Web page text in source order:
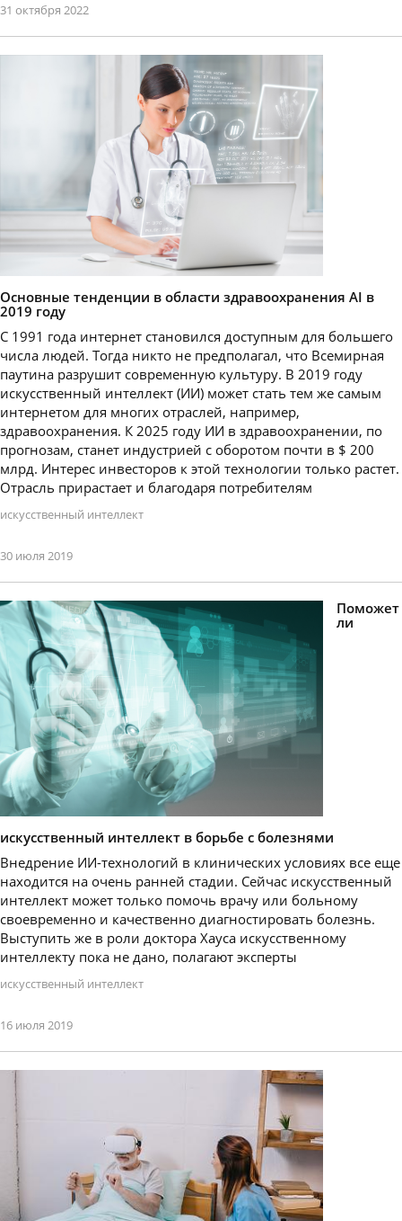
31 октября 2022
Основные тенденции в области здравоохранения AI в
2019 году
С 1991 года интернет становился доступным для большего
числа людей. Тогда никто не предполагал, что Всемирная
паутина разрушит современную культуру. В 2019 году
искусственный интеллект (ИИ) может стать тем же самым
интернетом для многих отраслей, например,
здравоохранения. К 2025 году ИИ в здравоохранении, по
прогнозам, станет индустрией с оборотом почти в $ 200
млрд. Интерес инвесторов к этой технологии только растет.
Отрасль прирастает и благодаря потребителям
искусственный интеллект
30 июля 2019
Поможет
ли
искусственный интеллект в борьбе с болезнями
Внедрение ИИ-технологий в клинических условиях все еще
находится на очень ранней стадии. Сейчас искусственный
интеллект может только помочь врачу или больному
своевременно и качественно диагностировать болезнь.
Выступить же в роли доктора Хауса искусственному
интеллекту пока не дано, полагают эксперты
искусственный интеллект
16 июля 2019